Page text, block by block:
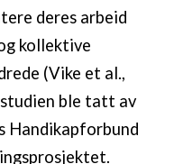
deres arbeid
kollektive
(Vike et al.,
ble tatt av
Handikapforbund